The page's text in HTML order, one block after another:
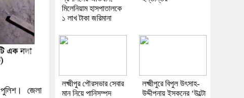
জেলা
মিলেনিয়াম হাসপাতালকে
১ লাখ টাকা জরিমানা
লক্ষ্মীপুর পৌরসভার সেবার
মান নিয়ে পানিসম্পদ
লক্ষ্মীপুরে বিপুল উৎসাহ-
উদ্দীপনায় ইসকনের ‘উল্টো